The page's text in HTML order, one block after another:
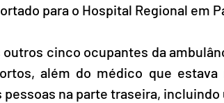
para o Hospital Regional em
cinco ocupantes da
além do médico que
na parte traseira,